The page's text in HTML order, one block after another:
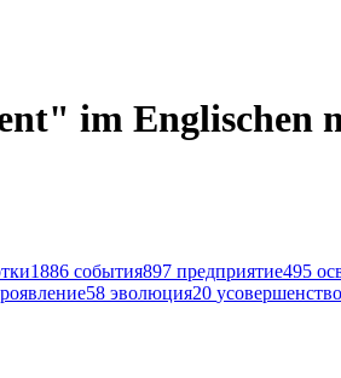
im Englischen
1886 события897 предприятие495
58 эволюция20